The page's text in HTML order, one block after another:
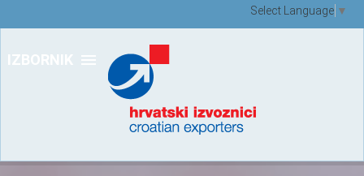
IZBORNIK
Select Language ▼